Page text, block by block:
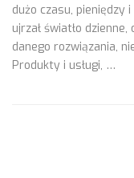
dużo czasu, pieniędzy
ujrzał światło
danego rozwiązania,
Produkty i usługi, …